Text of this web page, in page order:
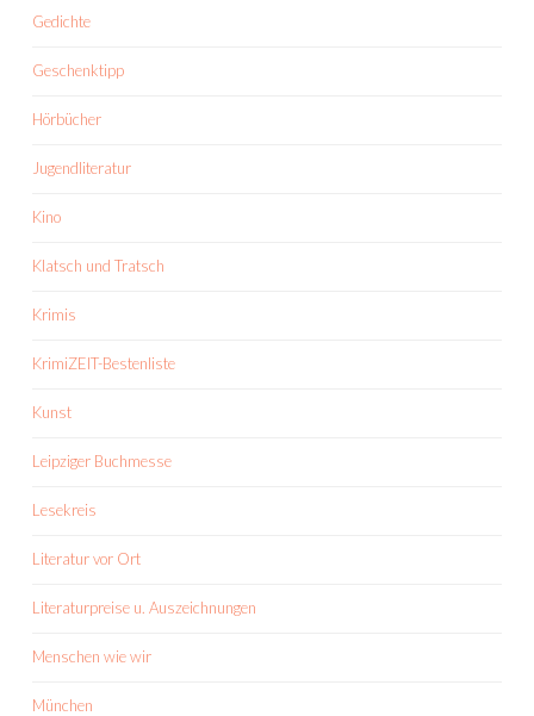
Gedichte
Geschenktipp
Hörbücher
Jugendliteratur
Kino
Klatsch und Tratsch
Krimis
KrimiZEIT-Bestenliste
Kunst
Leipziger Buchmesse
Lesekreis
Literatur vor Ort
Literaturpreise u. Auszeichnungen
Menschen wie wir
München